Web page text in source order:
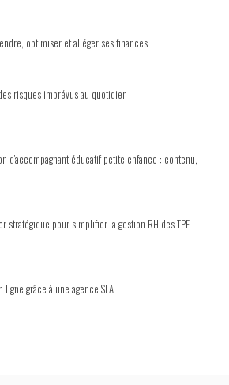
optimiser et alléger ses finances
risques imprévus au quotidien
d’accompagnant éducatif petite enfance : contenu,
stratégique pour simplifier la gestion RH des TPE
grâce à une agence SEA